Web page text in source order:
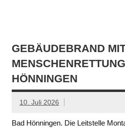
GEBÄUDEBRAND
HÖNNINGEN
10. Juli 2026
Bad Hönningen. Die Leitstelle